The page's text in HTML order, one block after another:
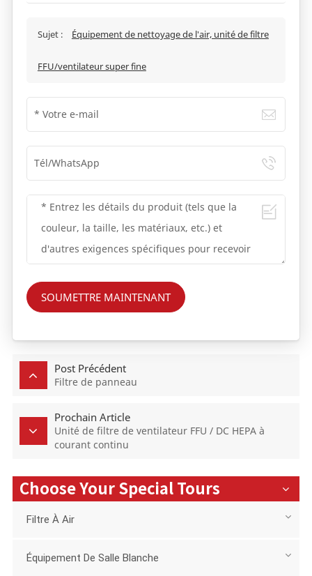
Sujet : Équipement de nettoyage de l'air, unité de filtre
FFU/ventilateur super fine
SOUMETTRE MAINTENANT
Post Précédent
Filtre de panneau
Prochain Article
Unité de filtre de ventilateur FFU / DC HEPA à
courant continu
Choose Your Special Tours
Filtre À Air
Équipement De Salle Blanche